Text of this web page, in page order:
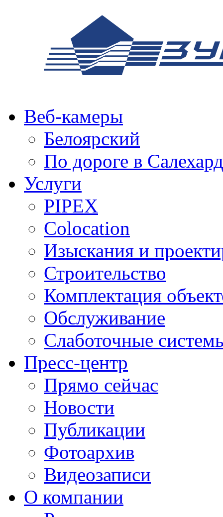
Веб-камеры
Белоярский
По дороге в Салехард
Услуги
PIPEX
Colocation
Изыскания и
Строительство
Комплектация
Обслуживание
Слаботочные
Пресс-центр
Прямо сейчас
Новости
Публикации
Фотоархив
Видеозаписи
О компании